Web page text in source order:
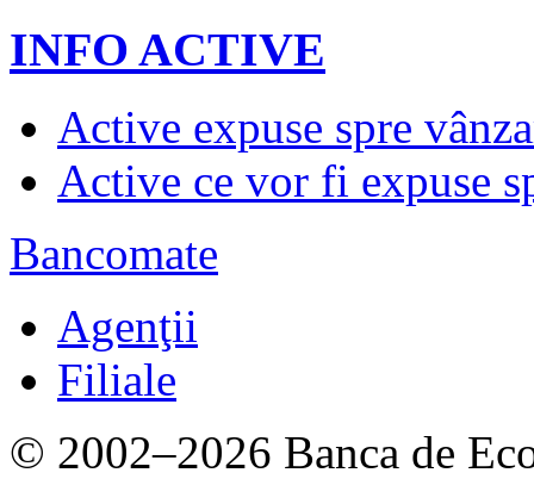
INFO ACTIVE
Active expuse spre
Active ce vor fi expuse
Bancomate
Agenţii
Filiale
© 2002–2026 Banca de